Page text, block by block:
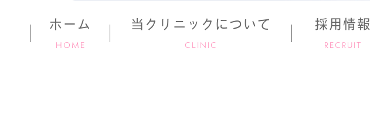
ホーム
HOME
当クリニックについて
CLINIC
採用情報
RECRUIT